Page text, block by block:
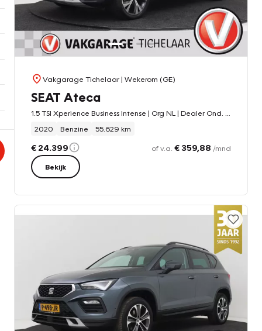
Vakgarage Tichelaar| Wekerom (GE)
SEAT Ateca
2020
Benzine 55.629 km
€ 24.399 of v.a. € 359,88 /mnd
Bekijk